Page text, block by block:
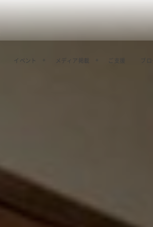
イベント メディア掲載 ご支援